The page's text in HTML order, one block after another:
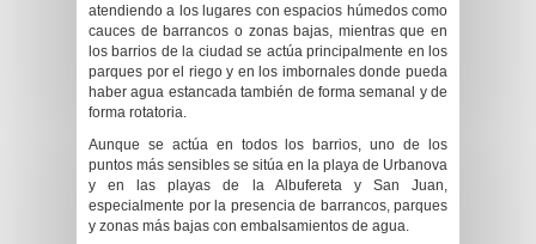
atendiendo a los lugares con espacios húmedos como
cauces de barrancos o zonas bajas, mientras que en
los barrios de la ciudad se actúa principalmente en los
parques por el riego y en los imbornales donde pueda
haber agua estancada también de forma semanal y de
forma rotatoria.
Aunque se actúa en todos los barrios, uno de los
puntos más sensibles se sitúa en la playa de Urbanova
y en las playas de la Albufereta y San Juan,
especialmente por la presencia de barrancos, parques
y zonas más bajas con embalsamientos de agua.